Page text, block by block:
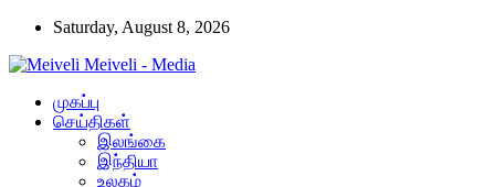
Saturday, August 8, 2026
Meiveli - Media
முகப்பு
செய்திகள்
இலங்கை
இந்தியா
உலகம்